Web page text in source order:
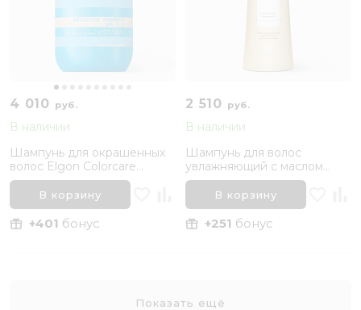
4 010 руб.
В наличии
Шампунь для окрашенных
волос Elgon Colorcare
Delicate Shampoo, 1000 мл
В корзину
+401 бонус
2 510 руб.
В наличии
Шампунь для волос
увлажняющий с маслом
семян овса Forme Essentials
Hydrating Shampoo, 300 мл
В корзину
+251 бонус
Показать ещё